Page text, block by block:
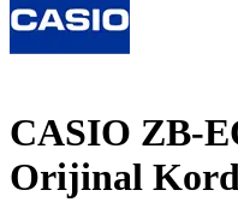
CASIO ZB-
Orijinal